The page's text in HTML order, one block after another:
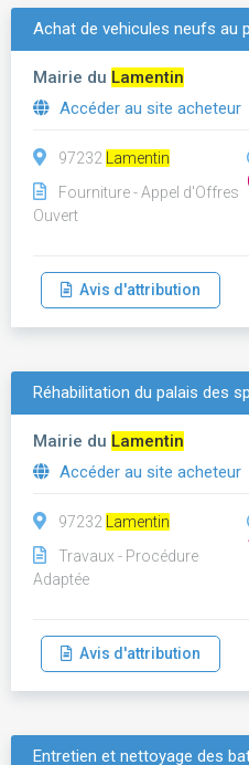
Achat de vehicules neufs au
Mairie du Lamentin
Accéder au site acheteur
97232
Lamentin
Fourniture - Appel d'Offres
Ouvert
Avis d'attribution
Réhabilitation du palais des
Mairie du Lamentin
Accéder au site acheteur
97232
Lamentin
Travaux - Procédure
Adaptée
Avis d'attribution
Entretien et nettoyage des